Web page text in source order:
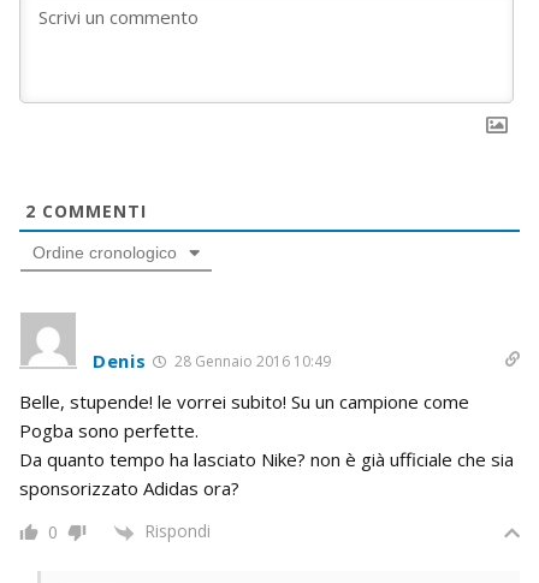
2 COMMENTI
Ordine cronologico
Denis 28 Gennaio 2016 10:49
Belle, stupende! le vorrei subito! Su un campione come
Pogba sono perfette.
Da quanto tempo ha lasciato Nike? non è già ufficiale che sia
sponsorizzato Adidas ora?
0 Rispondi